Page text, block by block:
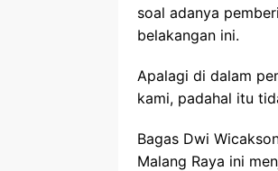
soal adanya
belakangan ini.
Apalagi di dalam
kami, padahal itu
Bagas Dwi
Malang Raya ini